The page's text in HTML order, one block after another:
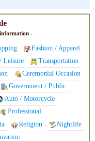
-
Fashion / Apparel
Leisure
Transportation
Ceremonial Occasion
Government / Public
Auto / Motorcycle
Professional
Religion
Nightlife